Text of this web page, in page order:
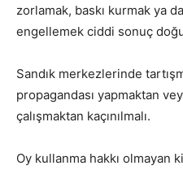
zorlamak, baskı kurmak ya
engellemek ciddi sonuç
Sandık merkezlerinde
propagandası yapmaktan
çalışmaktan kaçınılmalı.
Oy kullanma hakkı olmayan